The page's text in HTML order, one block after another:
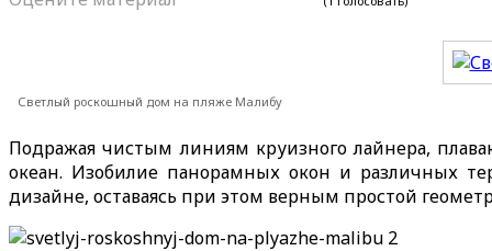
Светлый роскошный дом на пляже Малибу
Подражая чистым линиям круизного лайнера,
океан. Изобилие панорамных окон и различных
дизайне, оставаясь при этом верным простой